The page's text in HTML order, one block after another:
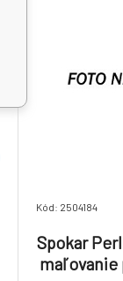
Kód: 2504184
Spokar
maľovanie